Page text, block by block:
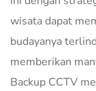
wisata dapat
budayanya
memberikan
Backup CCTV